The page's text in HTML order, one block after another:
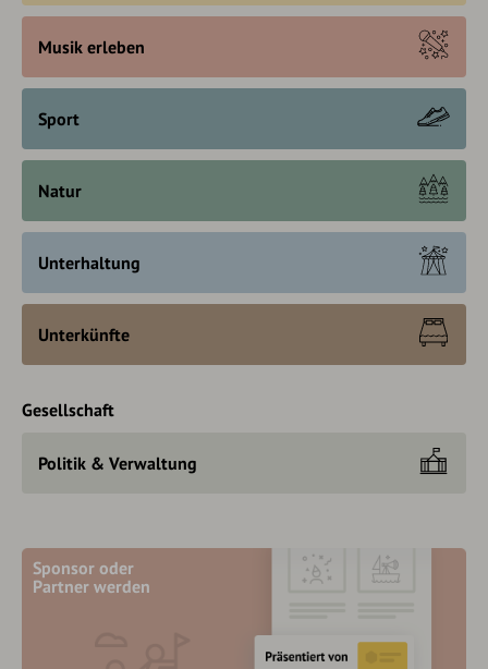
Musik erleben
Sport
Natur
Unterhaltung
Unterkünfte
Gesellschaft
Politik & Verwaltung
Sponsor oder
Partner werden